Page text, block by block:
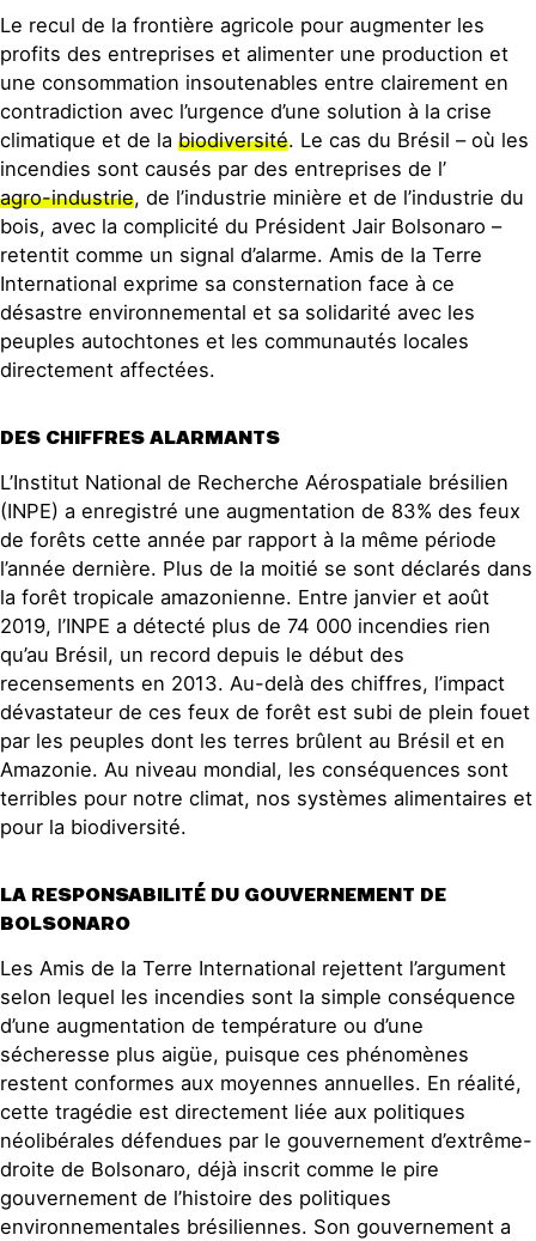
Le recul de la frontière agricole pour augmenter les
profits des entreprises et alimenter une production et
une consommation insoutenables entre clairement en
contradiction avec l’urgence d’une solution à la crise
climatique et de la biodiversité. Le cas du Brésil – où les
incendies sont causés par des entreprises de l’
agro-industrie, de l’industrie minière et de l’industrie du
bois, avec la complicité du Président Jair Bolsonaro –
retentit comme un signal d’alarme. Amis de la Terre
International exprime sa consternation face à ce
désastre environnemental et sa solidarité avec les
peuples autochtones et les communautés locales
directement affectées.
DES CHIFFRES ALARMANTS
L’Institut National de Recherche Aérospatiale brésilien
(INPE) a enregistré une augmentation de 83% des feux
de forêts cette année par rapport à la même période
l’année dernière. Plus de la moitié se sont déclarés dans
la forêt tropicale amazonienne. Entre janvier et août
2019, l’INPE a détecté plus de 74 000 incendies rien
qu’au Brésil, un record depuis le début des
recensements en 2013. Au-delà des chiffres, l’impact
dévastateur de ces feux de forêt est subi de plein fouet
par les peuples dont les terres brûlent au Brésil et en
Amazonie. Au niveau mondial, les conséquences sont
terribles pour notre climat, nos systèmes alimentaires et
pour la biodiversité.
LA RESPONSABILITÉ DU GOUVERNEMENT DE
BOLSONARO
Les Amis de la Terre International rejettent l’argument
selon lequel les incendies sont la simple conséquence
d’une augmentation de température ou d’une
sécheresse plus aigüe, puisque ces phénomènes
restent conformes aux moyennes annuelles. En réalité,
cette tragédie est directement liée aux politiques
néolibérales défendues par le gouvernement d’extrême-
droite de Bolsonaro, déjà inscrit comme le pire
gouvernement de l’histoire des politiques
environnementales brésiliennes. Son gouvernement a